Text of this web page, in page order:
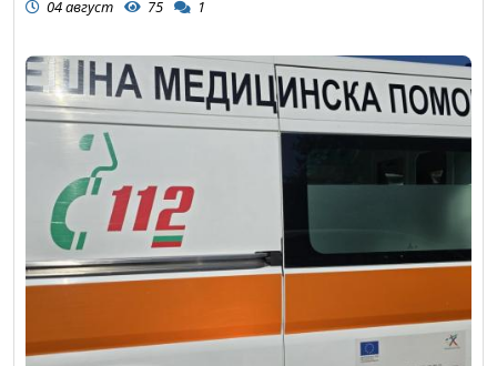
04 август 75 1